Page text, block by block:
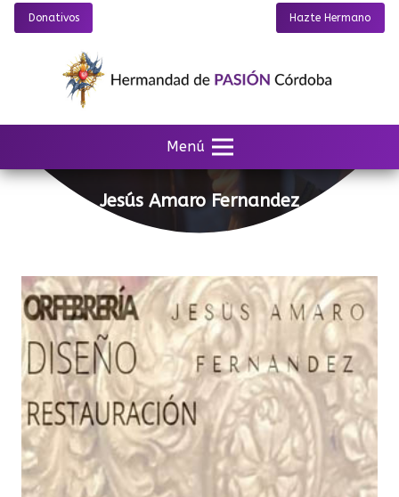
Donativos Hazte Hermano
Menú
Jesús Amaro Fernandez